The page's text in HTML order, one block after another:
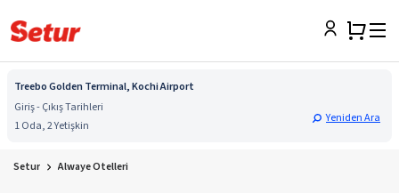
Treebo Golden Terminal, Kochi Airport
Giriş - Çıkış Tarihleri
1 Oda, 2 Yetişkin
Yeniden Ara
Setur Alwaye Otelleri